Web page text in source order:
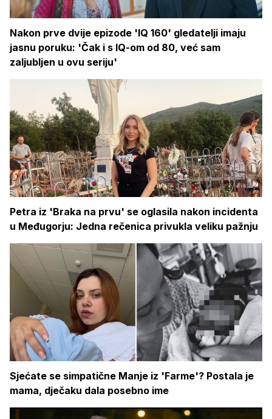
Nakon prve dvije epizode 'IQ 160' gledatelji imaju
jasnu poruku: 'Čak i s IQ-om od 80, već sam
zaljubljen u ovu seriju'
Petra iz 'Braka na prvu' se oglasila nakon incidenta
u Međugorju: Jedna rečenica privukla veliku pažnju
Sjećate se simpatične Manje iz 'Farme'? Postala je
mama, dječaku dala posebno ime